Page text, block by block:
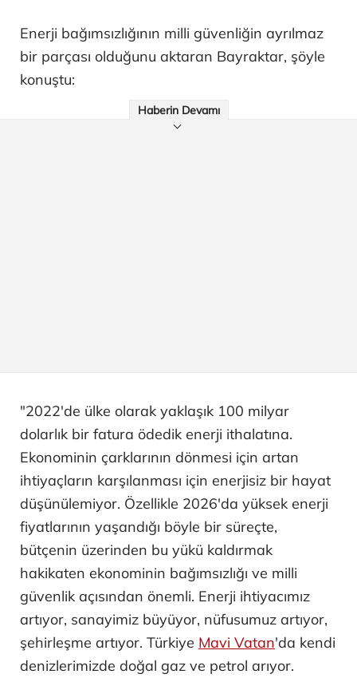
Enerji bağımsızlığının milli güvenliğin ayrılmaz
bir parçası olduğunu aktaran Bayraktar, şöyle
konuştu:
Haberin Devamı
"2022'de ülke olarak yaklaşık 100 milyar
dolarlık bir fatura ödedik enerji ithalatına.
Ekonominin çarklarının dönmesi için artan
ihtiyaçların karşılanması için enerjisiz bir hayat
düşünülemiyor. Özellikle 2026'da yüksek enerji
fiyatlarının yaşandığı böyle bir süreçte,
bütçenin üzerinden bu yükü kaldırmak
hakikaten ekonominin bağımsızlığı ve milli
güvenlik açısından önemli. Enerji ihtiyacımız
artıyor, sanayimiz büyüyor, nüfusumuz artıyor,
şehirleşme artıyor. Türkiye Mavi Vatan'da kendi
denizlerimizde doğal gaz ve petrol arıyor.